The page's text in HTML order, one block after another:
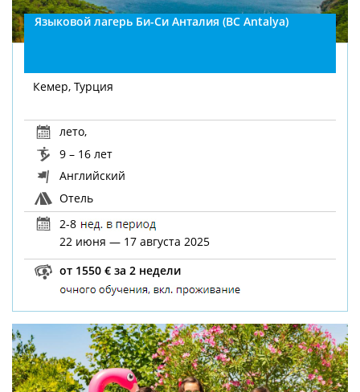
Языковой лагерь Би-Си Анталия (BC Antalya)
Кемер, Турция
лето,
9 – 16 лет
Английский
Отель
2-8
22 июня — 17 августа 2025
от 1550 € за 2 недели